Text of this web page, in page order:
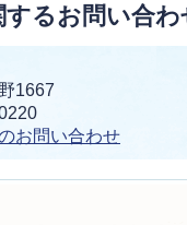
するお問い合わ
1667
お問い合わせ